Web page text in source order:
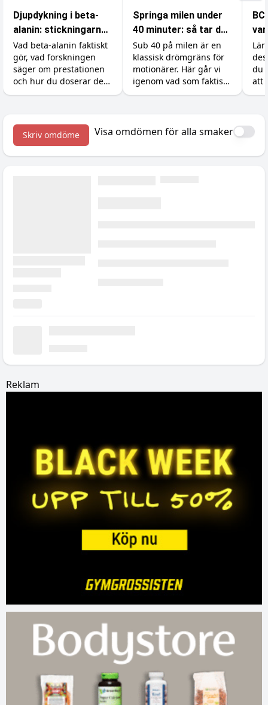
Djupdykning i beta-
alanin: stickningarna,
karnosinet och
effekten
Vad beta-alanin faktiskt
gör, vad forskningen
säger om prestationen
och hur du doserar det
rätt (inklusive varför du
Springa milen under
40 minuter: så tar du
dig under
drömgränsen
Sub 40 på milen är en
klassisk drömgräns för
motionärer. Här går vi
igenom vad som faktiskt
krävs, hur du lägger
sista sekunderna.
Lär
du
att
Skriv omdöme Visa omdömen för alla smaker
Reklam